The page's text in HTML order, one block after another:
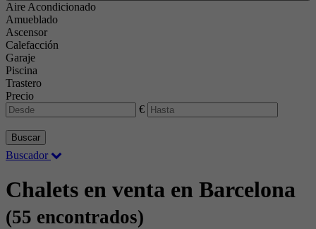
Aire Acondicionado
Amueblado
Ascensor
Calefacción
Garaje
Piscina
Trastero
Precio
€
Buscar
Buscador
Chalets en venta en Barcelona
(55 encontrados)